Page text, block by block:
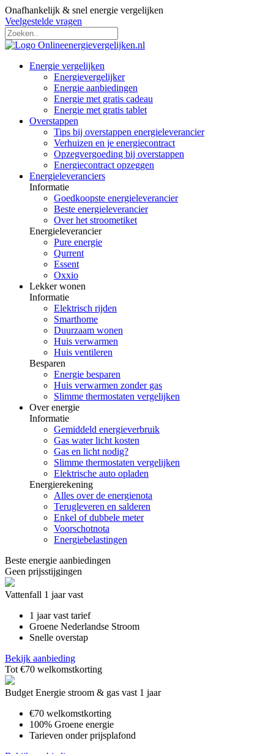
Onafhankelijk & snel energie vergelijken
Veelgestelde vragen
Energie vergelijken
Energievergelijker
Energie aanbiedingen
Energie met gratis cadeau
Energie met gratis tablet
Overstappen
Tips bij overstappen energieleverancier
Verhuizen en je energiecontract
Opzegvergoeding bij overstappen
Energiecontract opzeggen
Energieleveranciers
Informatie
Goedkoopste energieleverancier
Beste energieleverancier
Over het stroometiket
Energieleverancier
Pure energie
Qurrent
Essent
Oxxio
Lekker wonen
Informatie
Elektrisch rijden
Smarthome
Duurzaam wonen
Huis verwarmen
Huis ventileren
Besparen
Energie besparen
Huis verwarmen zonder gas
Slimme thermostaten vergelijken
Over energie
Informatie
Gemiddeld energieverbruik
Gas water licht kosten
Gas en licht nodig?
Slimme thermostaten vergelijken
Elektrische auto opladen
Energierekening
Alles over de energienota
Terugleveren en salderen
Enkel of dubbele meter
Voorschotnota
Energiebelastingen
Beste energie aanbiedingen
Geen prijsstijgingen
Vattenfall 1 jaar vast
1 jaar vast tarief
Groene Nederlandse Stroom
Snelle overstap
Bekijk aanbieding
Tot €70 welkomstkorting
Budget Energie stroom & gas vast 1 jaar
€70 welkomstkorting
100% Groene energie
Tarieven onder prijsplafond